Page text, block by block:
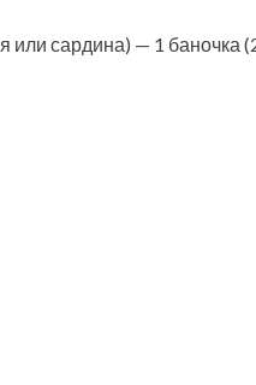
сардина) — 1 баночка